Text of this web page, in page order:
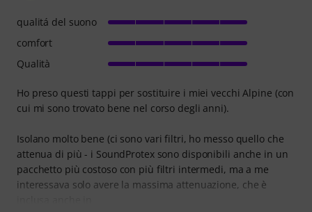
Ho preso questi tappi per sostituire i miei vecchi Alpine (con
cui mi sono trovato bene nel corso degli anni).
Isolano molto bene (ci sono vari filtri, ho messo quello che
attenua di più - i SoundProtex sono disponibili anche in un
pacchetto più costoso con più filtri intermedi, ma a me
interessava solo avere la massima attenuazione, che è
qualitá del suono
comfort
Qualità